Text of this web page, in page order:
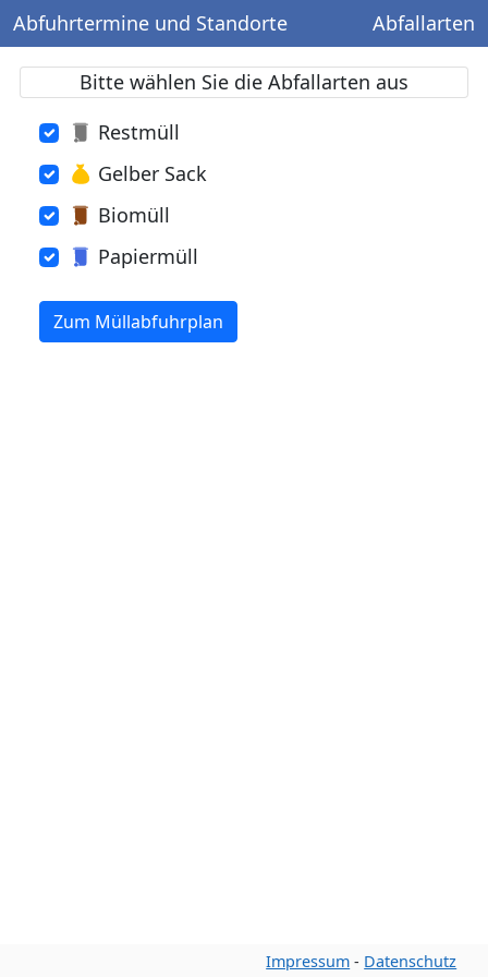
Abfuhrtermine und Standorte Abfallarten
Bitte wählen Sie die Abfallarten aus
Restmüll
Gelber Sack
Biomüll
Papiermüll
Zum Müllabfuhrplan
Impressum - Datenschutz